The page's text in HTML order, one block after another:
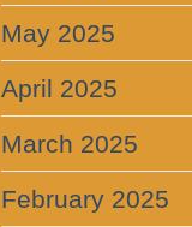
May 2025
April 2025
March 2025
February 2025